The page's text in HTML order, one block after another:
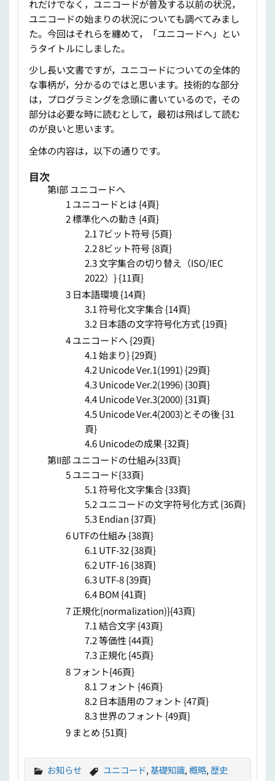
れだけでなく，ユニコードが普及する以前の状況，
ユニコードの始まりの状況についても調べてみまし
た。今回はそれらを纏めて，「ユニコードへ」とい
うタイトルにしました。
少し長い文書ですが，ユニコードについての全体的
な事柄が，分かるのではと思います。技術的な部分
は，プログラミングを念頭に書いているので，その
部分は必要な時に読むとして，最初は飛ばして読む
のが良いと思います。
全体の内容は，以下の通りです。
目次
第I部 ユニコードへ
1 ユニコードとは {4頁}
2 標準化への動き {4頁}
2.1 7ビット符号 {5頁}
2.2 8ビット符号 {8頁}
2.3 文字集合の切り替え（ISO/IEC
2022）} {11頁}
3 日本語環境 {14頁}
3.1 符号化文字集合 {14頁}
3.2 日本語の文字符号化方式 {19頁}
4 ユニコードへ {29頁}
4.1 始まり} {29頁}
4.2 Unicode Ver.1(1991) {29頁}
4.3 Unicode Ver.2(1996) {30頁}
4.4 Unicode Ver.3(2000) {31頁}
4.5 Unicode Ver.4(2003)とその後 {31
頁}
4.6 Unicodeの成果 {32頁}
第II部 ユニコードの仕組み{33頁}
5 ユニコード{33頁}
5.1 符号化文字集合 {33頁}
5.2 ユニコードの文字符号化方式 {36頁}
5.3 Endian {37頁}
6 UTFの仕組み {38頁}
6.1 UTF-32 {38頁}
6.2 UTF-16 {38頁}
6.3 UTF-8 {39頁}
6.4 BOM {41頁}
7 正規化(normalization)}{43頁}
7.1 結合文字 {43頁}
7.2 等価性 {44頁}
7.3 正規化 {45頁}
8 フォント{46頁}
8.1 フォント {46頁}
8.2 日本語用のフォント {47頁}
8.3 世界のフォント {49頁}
9 まとめ {51頁}
お知らせ ユニコード,基礎知識,概略, 歴史